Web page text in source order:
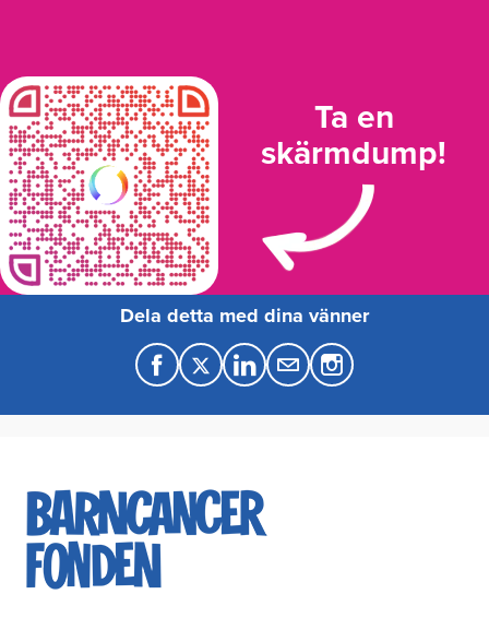
Ta en
skärmdump!
Dela detta med dina vänner
F
a
e
b
T
w
t
t
L
i
k
e
M
a